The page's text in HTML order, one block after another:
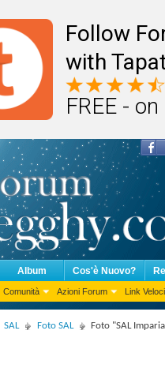
Follow
with
FREE -
Comunità Azioni Forum Link Veloci
Album Cos'è Nuovo?
SAL Foto SAL Foto "SAL